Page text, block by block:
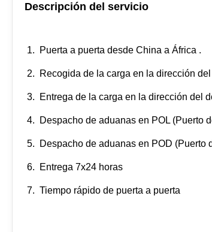
Descripción del servicio
1. Puerta a puerta desde China a África .
2. Recogida de la carga en la dirección
3. Entrega de la carga en la dirección del
4. Despacho de aduanas en POL (Puerto
5. Despacho de aduanas en POD (Puerto
6. Entrega 7x24 horas
7. Tiempo rápido de puerta a puerta